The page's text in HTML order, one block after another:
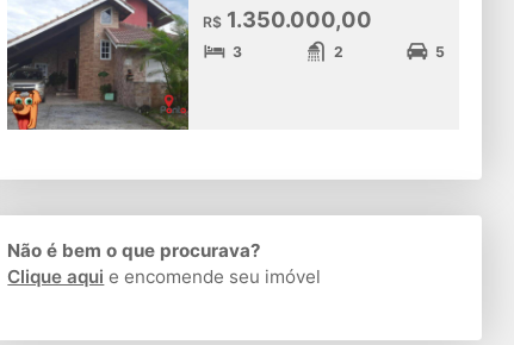
R$ 1.350.000,00
3 2 5
Não é bem o que procurava?
Clique aqui e encomende seu imóvel